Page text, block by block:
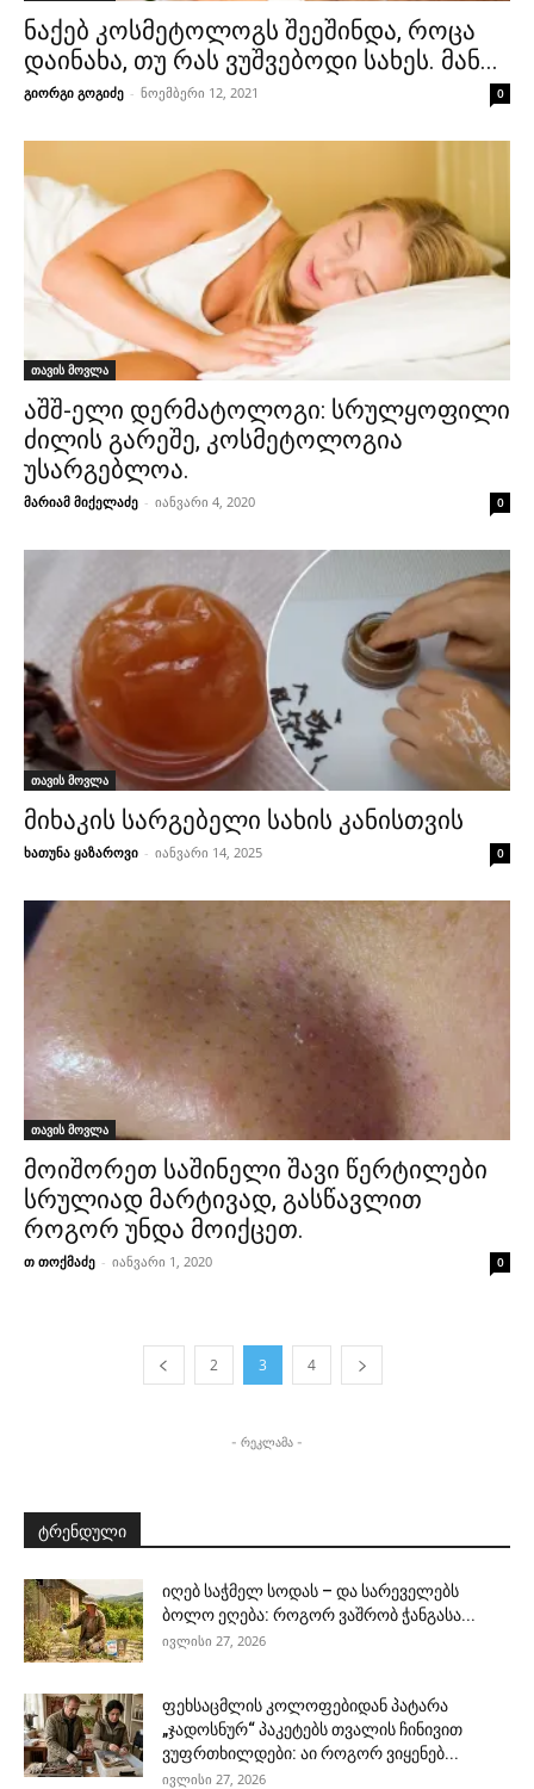
ნაქებ კოსმეტოლოგს შეეშინდა, როცა
დაინახა, თუ რას ვუშვებოდი სახეს. მან...
გიორგი გოგიძე - ნოემბერი 12, 2021 0
თავის მოვლა
აშშ-ელი დერმატოლოგი: სრულყოფილი
ძილის გარეშე, კოსმეტოლოგია
უსარგებლოა.
მარიამ მიქელაძე - იანვარი 4, 2020 0
თავის მოვლა
მიხაკის სარგებელი სახის კანისთვის
ხათუნა ყაზაროვი - იანვარი 14, 2025 0
თავის მოვლა
მოიშორეთ საშინელი შავი წერტილები
სრულიად მარტივად, გასწავლით
როგორ უნდა მოიქცეთ.
თ თოქმაძე - იანვარი 1, 2020 0
2 3 4
- რეკლამა -
ტრენდული
იღებ საჭმელ სოდას – და სარეველებს
ბოლო ეღება: როგორ ვაშრობ ჭანგასა...
ივლისი 27, 2026
ფეხსაცმლის კოლოფებიდან პატარა
„ჯადოსნურ“ პაკეტებს თვალის ჩინივით
ვუფრთხილდები: აი როგორ ვიყენებ...
ივლისი 27, 2026